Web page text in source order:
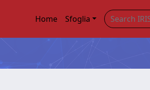
Home Sfoglia